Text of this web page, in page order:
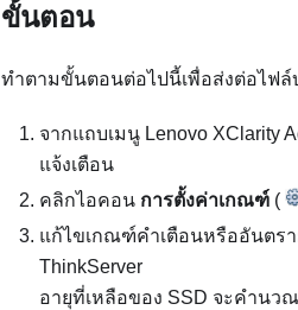
ขั้นตอน
ทำตามขั้นตอนต่อไปนี้เพื่อส่งต่อไฟล์
จากแถบเมนู Lenovo XClarity
แจ้งเตือน
คลิกไอคอน การตั้งค่าเกณฑ์ (
แก้ไขเกณฑ์คำเตือนหรืออันตรา
ThinkServer
อายุที่เหลือของ SSD จะคำนว